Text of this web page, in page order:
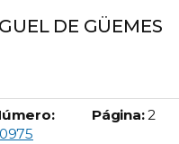
DE GÜEMES
Oficial número:
Página: 2